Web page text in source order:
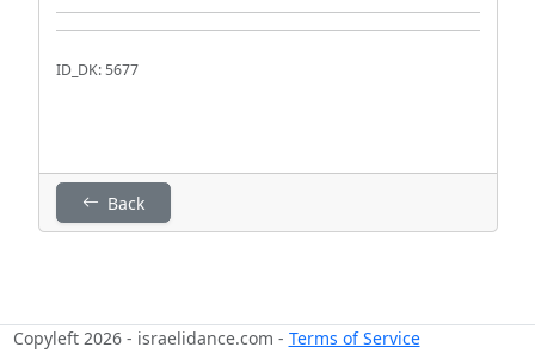
ID_DK: 5677
Back
Copyleft 2026 - israelidance.com - Terms of Service